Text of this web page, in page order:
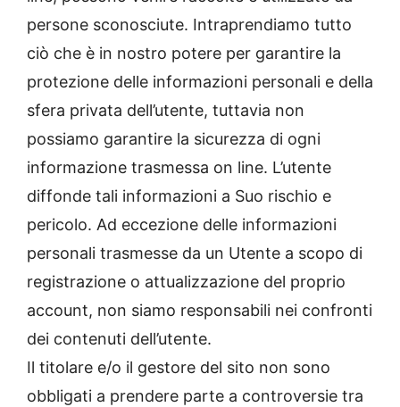
persone sconosciute. Intraprendiamo tutto
ciò che è in nostro potere per garantire la
protezione delle informazioni personali e della
sfera privata dell’utente, tuttavia non
possiamo garantire la sicurezza di ogni
informazione trasmessa on line. L’utente
diffonde tali informazioni a Suo rischio e
pericolo. Ad eccezione delle informazioni
personali trasmesse da un Utente a scopo di
registrazione o attualizzazione del proprio
account, non siamo responsabili nei confronti
dei contenuti dell’utente.
Il titolare e/o il gestore del sito non sono
obbligati a prendere parte a controversie tra